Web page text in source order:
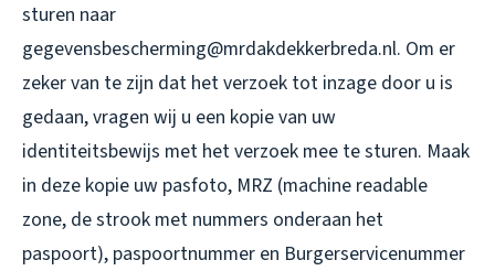
sturen naar
gegevensbescherming@mrdakdekkerbreda.nl. Om er
zeker van te zijn dat het verzoek tot inzage door u is
gedaan, vragen wij u een kopie van uw
identiteitsbewijs met het verzoek mee te sturen. Maak
in deze kopie uw pasfoto, MRZ (machine readable
zone, de strook met nummers onderaan het
paspoort), paspoortnummer en Burgerservicenummer